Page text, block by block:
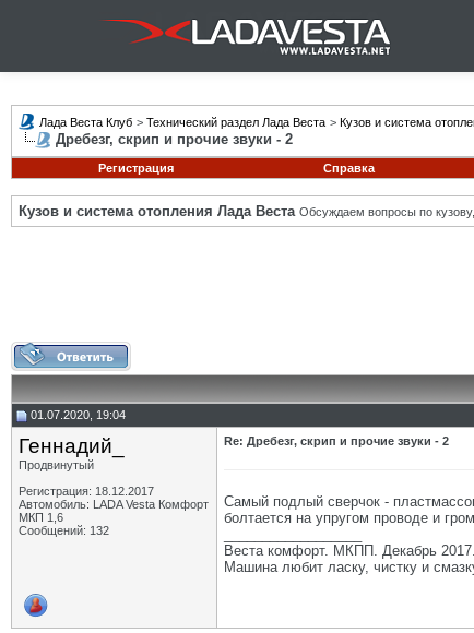
Лада Веста Клуб > Технический раздел Лада Веста > Кузов и система
Дребезг, скрип и прочие звуки - 2
Регистрация
Справка
Кузов и система отопления Лада Веста Обсуждаем вопросы по
01.07.2020, 19:04
Геннадий_
Продвинутый
Регистрация: 18.12.2017
Автомобиль: LADA Vesta Комфорт
МКП 1,6
Сообщений: 132
Re: Дребезг, скрип и прочие звуки - 2
Самый подлый сверчок -
болтается на упругом проводе и
Веста комфорт. МКПП. Декабрь 2017.
Машина любит ласку, чистку и